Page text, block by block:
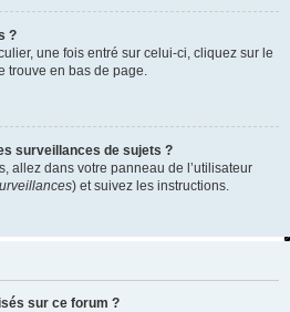
?
une fois entré sur celui-ci, cliquez sur le
trouve en bas de page.
surveillances de sujets ?
allez dans votre panneau de l’utilisateur
) et suivez les instructions.
sur ce forum ?